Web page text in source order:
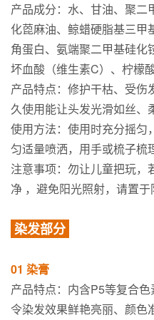
产品成分：水、甘油、聚二
化萞麻油、鲸蜡硬脂基三甲
角蛋白、氨端聚二甲基硅
坏血酸（维生素C）、柠檬酸
产品特点：修护干枯、受伤
久使用能让头发光滑如丝、
使用方法：使用时充分摇匀
匀适量喷洒，用手或梳子梳
注意事项：勿让儿童把玩，
净 ，避免阳光照射，请置于
染发部分
01 染膏
产品特点：内含P5等复合色
令染发效果鲜艳亮丽、颜色